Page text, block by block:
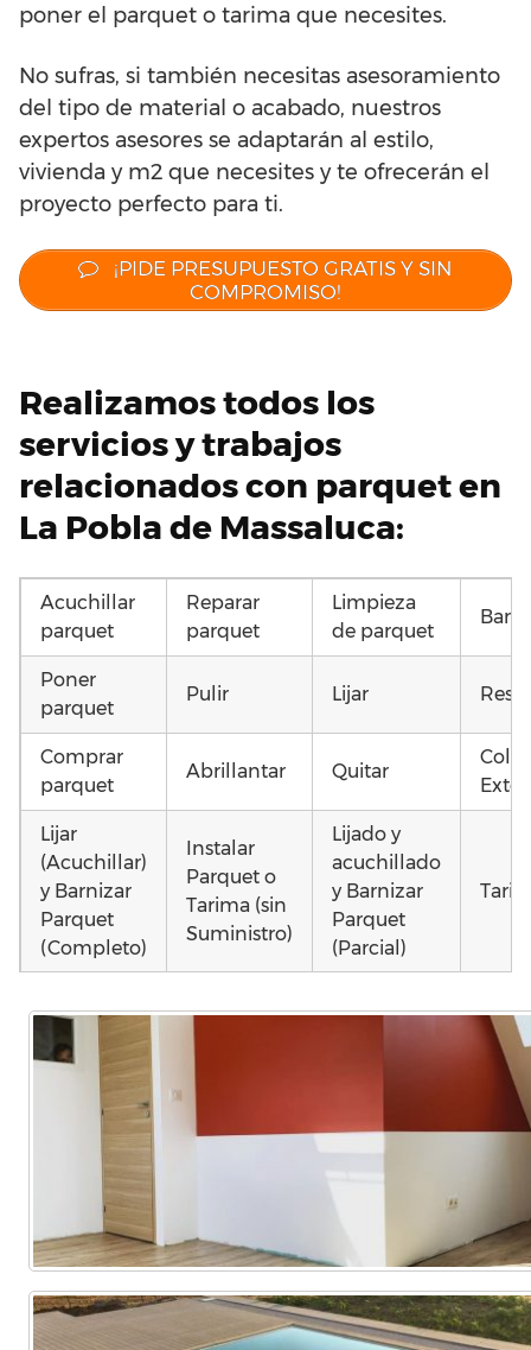
poner el parquet o tarima que necesites.
No sufras, si también necesitas asesoramiento
del tipo de material o acabado, nuestros
expertos asesores se adaptarán al estilo,
vivienda y m2 que necesites y te ofrecerán el
proyecto perfecto para ti.
¡PIDE PRESUPUESTO GRATIS Y SIN
COMPROMISO!
Realizamos todos los
servicios y trabajos
relacionados con parquet en
La Pobla de Massaluca:
Acuchillar
parquet
Reparar
parquet
Limpieza
de parquet
Poner
parquet
Pulir Lijar
Comprar
parquet
Abrillantar Quitar
Lijar
(Acuchillar)
y Barnizar
Parquet
(Completo)
Instalar
Parquet o
Tarima (sin
Suministro)
Lijado y
acuchillado
y Barnizar
Parquet
(Parcial)
parquet o
Tarima
Comercial
Tarima
Vivienda
(Completa)